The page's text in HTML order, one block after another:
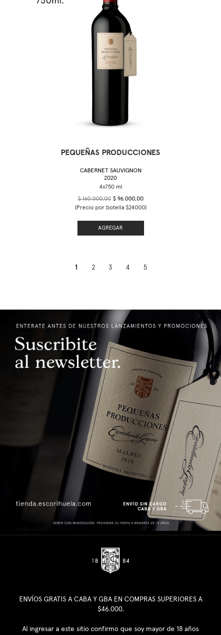
PEQUEÑAS PRODUCCIONES
CABERNET SAUVIGNON
2020
$ 160.000,00 $ 96.000,00
(Precio por botella $24000)
AGREGAR
1 2 3 4 5
ENVÍOS GRATIS A CABA Y GBA EN COMPRAS SUPERIORES A
$46.000.
Al ingresar a este sitio confirmo que soy mayor de 18 años